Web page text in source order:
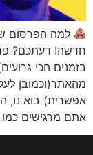
למה הפרסום
בזמנים הכי
מהאתר(וכמובן
אפשרית) בוא נו,
אתם מרגישים כמו